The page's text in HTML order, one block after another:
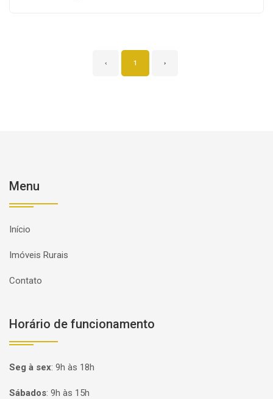
‹ 1 ›
Menu
Início
Imóveis Rurais
Contato
Horário de funcionamento
Seg à sex: 9h às 18h
Sábados: 9h às 15h